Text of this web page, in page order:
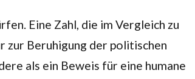
Eine Zahl, die im Vergleich zu
zur Beruhigung der politischen
als ein Beweis für eine humane